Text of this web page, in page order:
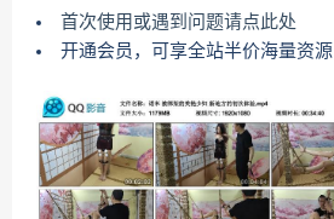
首次使用或遇到问题请点此处
开通会员，可享全站半价海量资源